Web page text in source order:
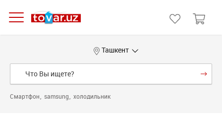
Ташкент
Смартфон samsung холодильник